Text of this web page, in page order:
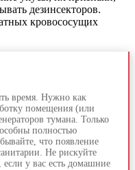
дезинсекторов.
кровососущих
время. Нужно как
помещения (или
тумана. Только
полностью
что появление
Не рискуйте
у вас есть домашние